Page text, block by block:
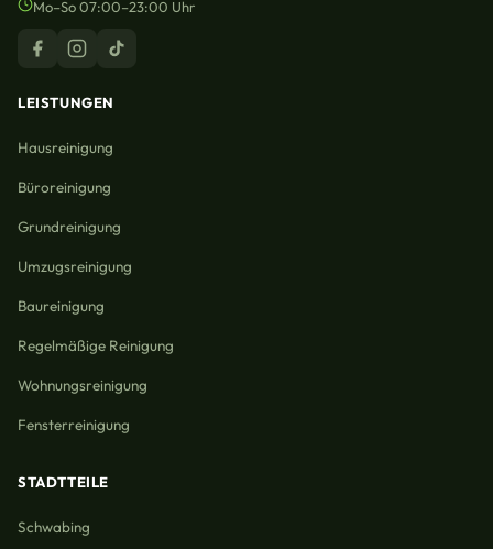
Mo–So 07:00–23:00 Uhr
LEISTUNGEN
Hausreinigung
Büroreinigung
Grundreinigung
Umzugsreinigung
Baureinigung
Regelmäßige Reinigung
Wohnungsreinigung
Fensterreinigung
STADTTEILE
Schwabing